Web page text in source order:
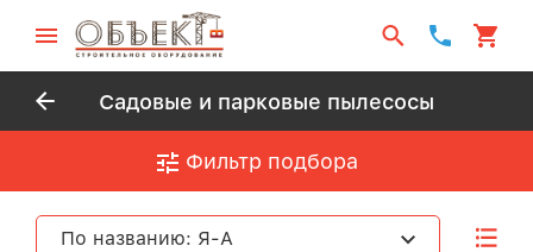
Садовые и парковые пылесосы
Фильтр подбора
По названию: Я-А